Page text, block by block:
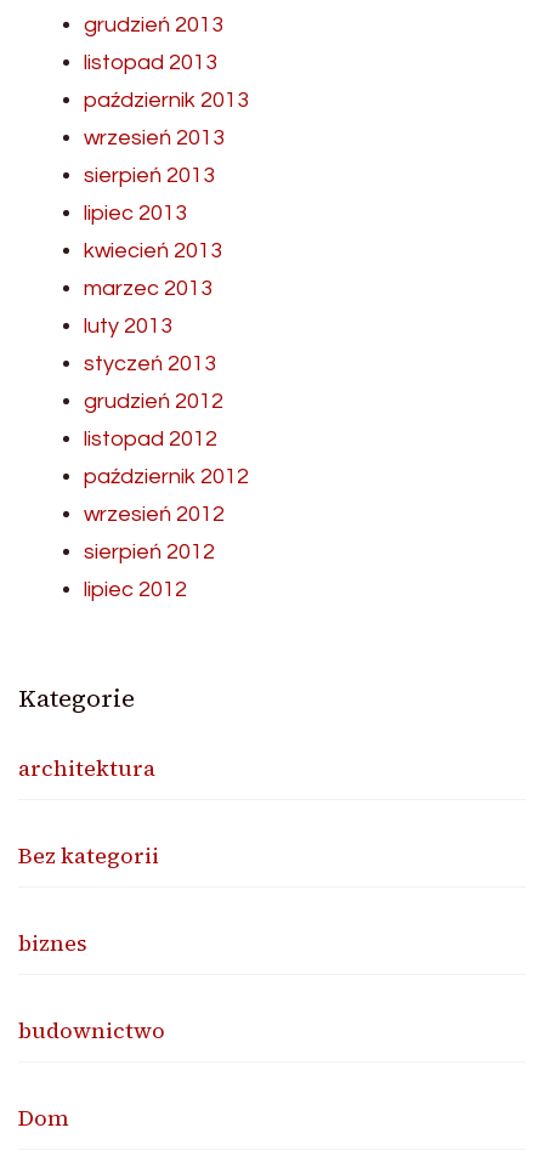
grudzień 2013
listopad 2013
październik 2013
wrzesień 2013
sierpień 2013
lipiec 2013
kwiecień 2013
marzec 2013
luty 2013
styczeń 2013
grudzień 2012
listopad 2012
październik 2012
wrzesień 2012
sierpień 2012
lipiec 2012
Kategorie
architektura
Bez kategorii
biznes
budownictwo
Dom